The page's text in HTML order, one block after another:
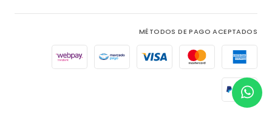
MÉTODOS DE PAGO ACEPTADOS